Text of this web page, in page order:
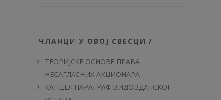
ЧЛАНЦИ У ОВОЈ СВЕСЦИ /
ТЕОРИЈСКЕ ОСНОВЕ ПРАВА
НЕСАГЛАСНИХ АКЦИОНАРА
КАНЦЕЛ ПАРАГРАФ ВИДОВДАНСКОГ